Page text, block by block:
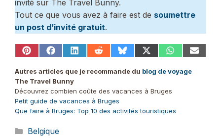
invité sur The Travel Bunny.
Tout ce que vous avez à faire est de soumettre
un post d’invité gratuit.
Share
Pinterest
Share
Facebook
Share
LinkedIn
Share
Reddit
Share
Bluesky
Share
X
(Twitter)
Share
WhatsApp
Share
Autres articles que je recommande du blog de voyage
The Travel Bunny
Découvrez combien coûte des vacances à Bruges
Petit guide de vacances à Bruges
Que faire à Bruges: Top 10 des activités touristiques
Catégories
Belgique